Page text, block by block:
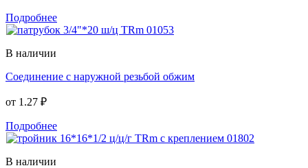
Подробнее
В наличии
Соединение с наружной резьбой обжим
от 1.27 ₽
Подробнее
В наличии